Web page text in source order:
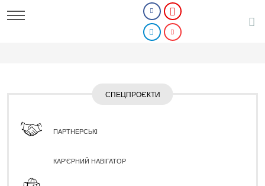
СПЕЦПРОЄКТИ
ПАРТНЕРСЬКІ
КАР'ЄРНИЙ НАВІГАТОР